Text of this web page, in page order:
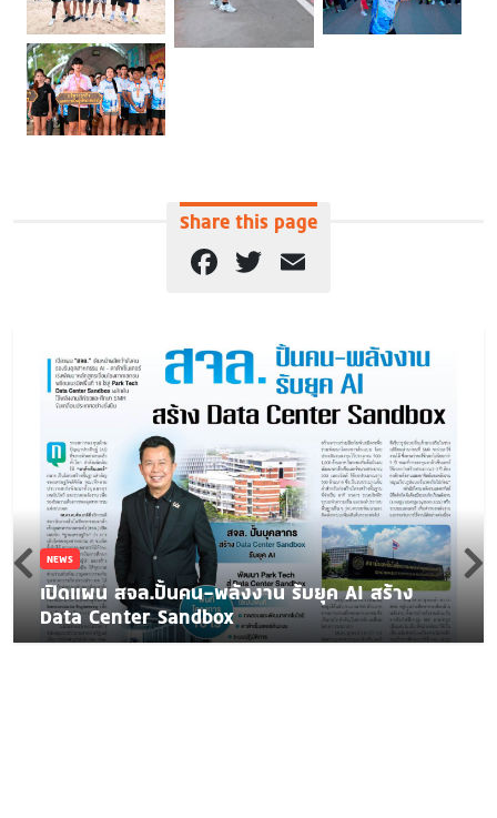
Share this page
Facebook
Twitter
NEWS
เปิดแผน สจล.ปั้นคน-พลังงาน รับยุค AI สร้าง
Data Center Sandbox